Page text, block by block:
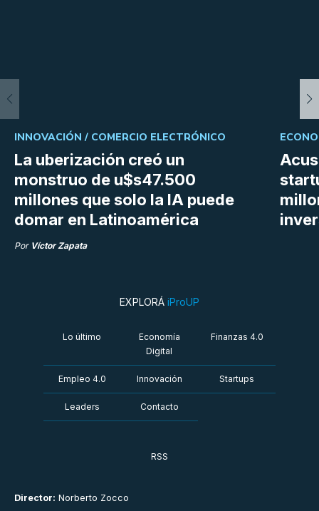
La uberización creó un
monstruo de u$s47.500
millones que solo la IA puede
domar en Latinoamérica
INNOVACIÓN / COMERCIO ELECTRÓNICO
Por Víctor Zapata
Director: Norberto Zocco
EXPLORÁ iProUP
Lo último
Economía
Digital
Finanzas 4.0
Empleo 4.0 Innovación Startups
Leaders Contacto
RSS